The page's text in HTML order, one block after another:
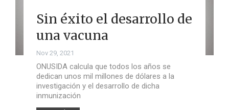
Sin éxito el desarrollo de
una vacuna
Nov 29, 2021
ONUSIDA calcula que todos los años se
dedican unos mil millones de dólares a la
investigación y el desarrollo de dicha
inmunización